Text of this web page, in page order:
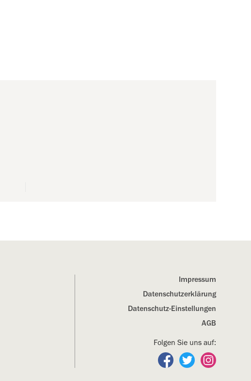
Impressum
Datenschutz­erklärung
Datenschutz-Einstellungen
AGB
Folgen Sie uns auf:
Folgen Sie uns auf
Folgen Sie uns